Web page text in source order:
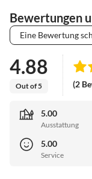
Bewertungen
Eine Bewertung
4.88
Out of 5 (2
5.00
Ausstattung
5.00
Service